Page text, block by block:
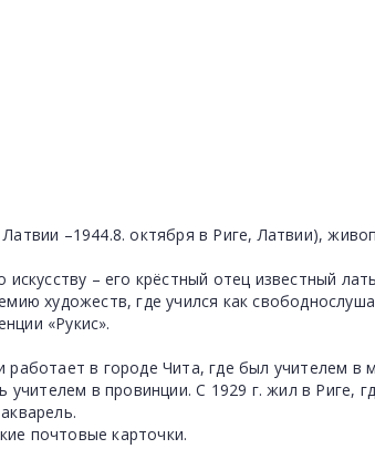
–1944.8. октября в Риге, Латвии),
– его крёстный отец известный
художеств, где учился как
«Рукис».
в городе Чита, где был учителем
учителем в провинции. С 1929 г. жил в Риге,
почтовые карточки.